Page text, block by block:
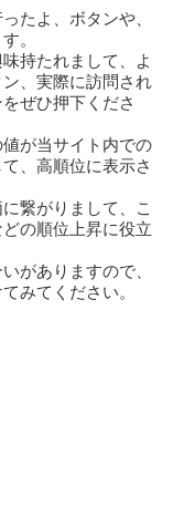
たよ、ボタンや、
。
持たれまして、よ
、実際に訪問され
ぜひ押下くださ
が当サイト内での
、高順位に表示さ
繋がりまして、こ
の順位上昇に役立
がありますので、
みてください。